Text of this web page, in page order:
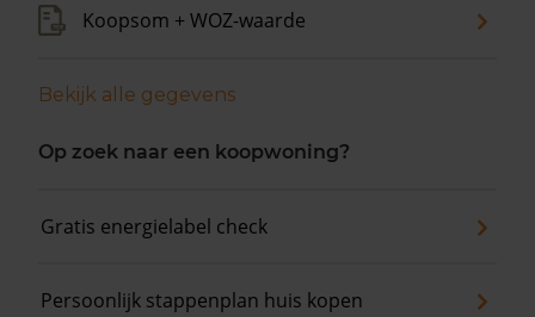
Koopsom + WOZ-waarde
Bekijk alle gegevens
Op zoek naar een koopwoning?
Gratis energielabel check
Persoonlijk stappenplan huis kopen